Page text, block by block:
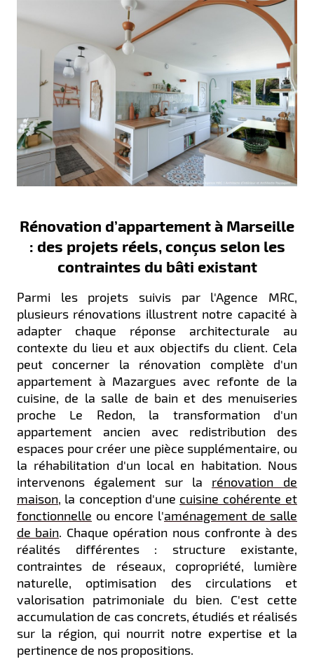
Rénovation d’appartement à Marseille
: des projets réels, conçus selon les
contraintes du bâti existant
Parmi les projets suivis par l'Agence MRC,
plusieurs rénovations illustrent notre capacité à
adapter chaque réponse architecturale au
contexte du lieu et aux objectifs du client. Cela
peut concerner la rénovation complète d'un
appartement à Mazargues avec refonte de la
cuisine, de la salle de bain et des menuiseries
proche Le Redon, la transformation d'un
appartement ancien avec redistribution des
espaces pour créer une pièce supplémentaire, ou
la réhabilitation d'un local en habitation. Nous
intervenons également sur la
rénovation de
maison, la conception d'une cuisine cohérente et
fonctionnelle ou encore l'aménagement de salle
de bain. Chaque opération nous confronte à des
réalités différentes : structure existante,
contraintes de réseaux, copropriété, lumière
naturelle, optimisation des circulations et
valorisation patrimoniale du bien. C'est cette
accumulation de cas concrets, étudiés et réalisés
sur la région, qui nourrit notre expertise et la
pertinence de nos propositions.